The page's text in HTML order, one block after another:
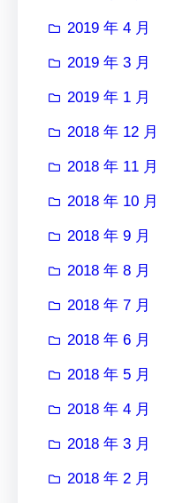
2019 年 4 月
2019 年 3 月
2019 年 1 月
2018 年 12 月
2018 年 11 月
2018 年 10 月
2018 年 9 月
2018 年 8 月
2018 年 7 月
2018 年 6 月
2018 年 5 月
2018 年 4 月
2018 年 3 月
2018 年 2 月